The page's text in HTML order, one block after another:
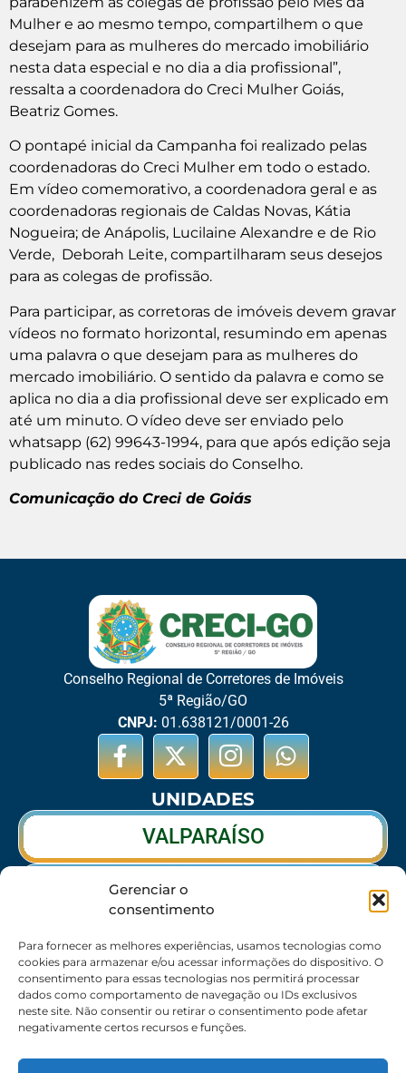
Gerenciar o
consentimento
Para fornecer as melhores experiências, usamos tecnologias como
cookies para armazenar e/ou acessar informações do dispositivo. O
consentimento para essas tecnologias nos permitirá processar
dados como comportamento de navegação ou IDs exclusivos
neste site. Não consentir ou retirar o consentimento pode afetar
negativamente certos recursos e funções.
Mulher e ao mesmo tempo, compartilhem o que
desejam para as mulheres do mercado imobiliário
nesta data especial e no dia a dia profissional”,
ressalta a coordenadora do Creci Mulher Goiás,
Beatriz Gomes.
O pontapé inicial da Campanha foi realizado pelas
coordenadoras do Creci Mulher em todo o estado.
Em vídeo comemorativo, a coordenadora geral e as
coordenadoras regionais de Caldas Novas, Kátia
Nogueira; de Anápolis, Lucilaine Alexandre e de Rio
Verde, Deborah Leite, compartilharam seus desejos
para as colegas de profissão.
Para participar, as corretoras de imóveis devem gravar
vídeos no formato horizontal, resumindo em apenas
uma palavra o que desejam para as mulheres do
mercado imobiliário. O sentido da palavra e como se
aplica no dia a dia profissional deve ser explicado em
até um minuto. O vídeo deve ser enviado pelo
whatsapp (62) 99643-1994, para que após edição seja
publicado nas redes sociais do Conselho.
Comunicação do Creci de Goiás
Conselho Regional de Corretores de Imóveis
5ª Região/GO
CNPJ: 01.638121/0001-26
UNIDADES
VALPARAÍSO
RIO VERDE
CALDAS NOVAS
SEDE
62 3095-6530 / 62 3236-7350 / 62 99643-1994